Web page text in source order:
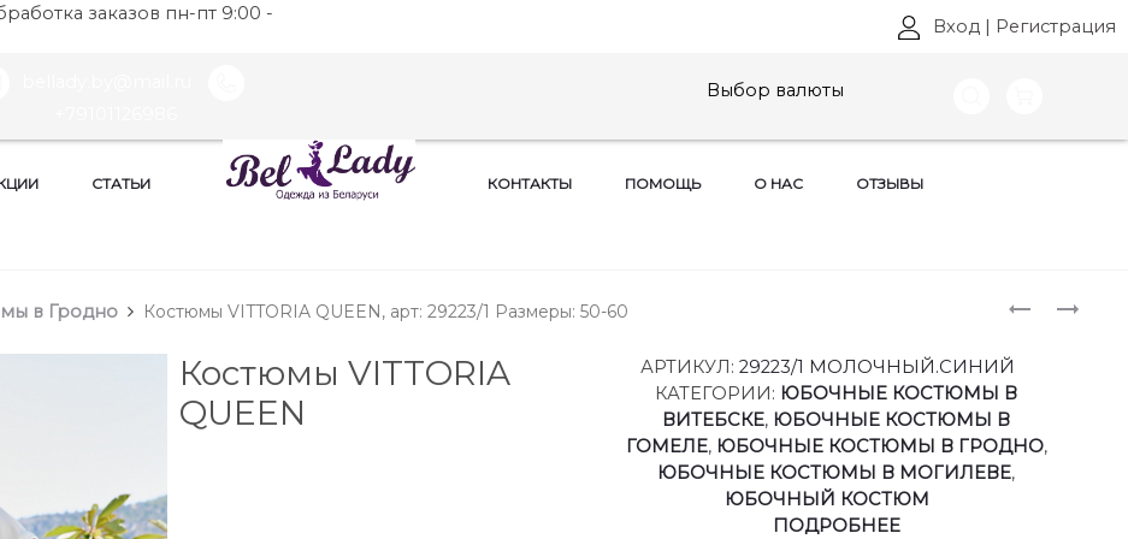
заказов пн-пт 9:00 -
Вход | Регистрация
Выбор валюты
СТАТЬИ КОНТАКТЫ ПОМОЩЬ О НАС ОТЗЫВЫ
ПЛАТЬЯ
ПЛАТЬЯ
в Гродно Костюмы VITTORIA QUEEN, арт: 29223/1 Размеры: 50-60
Костюмы VITTORIA
QUEEN
АРТИКУЛ: 29223/1 МОЛОЧНЫЙ.СИНИЙ
КАТЕГОРИИ: ЮБОЧНЫЕ КОСТЮМЫ В
ВИТЕБСКЕ, ЮБОЧНЫЕ КОСТЮМЫ В
ГОМЕЛЕ, ЮБОЧНЫЕ КОСТЮМЫ В ГРОДНО,
ЮБОЧНЫЕ КОСТЮМЫ В МОГИЛЕВЕ,
ЮБОЧНЫЙ КОСТЮМ
ПОДРОБНЕЕ